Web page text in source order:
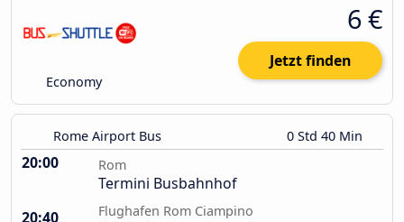
Economy
6 €
Jetzt finden
Rome Airport Bus 0 Std 40 Min
20:00 Rom
Termini Busbahnhof
20:40
Flughafen Rom Ciampino